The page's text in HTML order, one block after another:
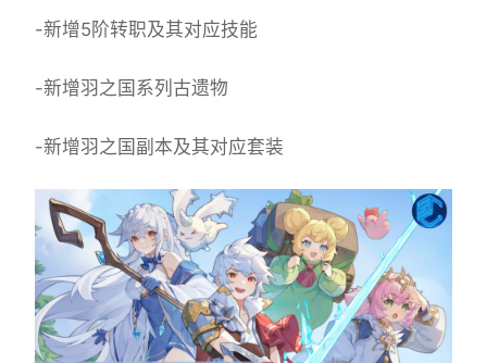
-新增5阶转职及其对应技能
-新增羽之国系列古遗物
-新增羽之国副本及其对应套装